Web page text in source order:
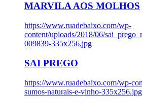
MARVILA AOS MOLHOS
https://www.ruadebaixo.com/wp-
content/uploads/2018/06/
009839-335x256.jpg
SAI PREGO
https://www.ruadebaixo.com/wp-
sumos-naturais-e-vinho-335x256.jpg